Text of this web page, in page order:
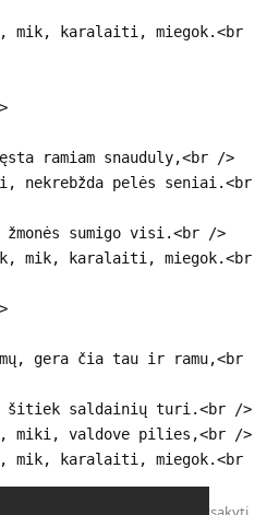
mik, karalaiti, miegok.<br
ramiam snauduly,<br />
nekrebžda pelės seniai.<br
sumigo visi.<br />
mik, karalaiti, miegok.<br
gera čia tau ir ramu,<br
šitiek saldainių turi.<br />
miki, valdove pilies,<br />
mik, karalaiti, miegok.<br